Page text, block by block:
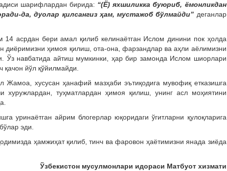
шарифлардан бирида: “(Ё) яхшиликка буюриб, ёмонликдан
да, дуолар қилсангиз ҳам, мустажоб бўлмайди” деганлар
14 асрдан бери амал қилиб келинаётган Ислом динини пок ҳолда
диёримизни ҳимоя қилиш, ота-она, фарзандлар ва аҳли аёлимизни
Ўз навбатида айтиш мумкинки, ҳар бир замонда Ислом шиорлари
қачон йўл қўйилмайди.
Жамоа, хусусан ҳанафий мазҳаби эътиқодига мувофиқ етказишга
туҳматлардан ҳимоя қилиш, унинг асл моҳиятини
уринаётган айрим блогерлар юқоридаги ўгитларни қулоқларига
эди.
ҳамжиҳат қилиб, тинч ва фаровон ҳаётимизни янада зиёда
Ўзбекистон мусулмонлари идораси Матбуот хизмати